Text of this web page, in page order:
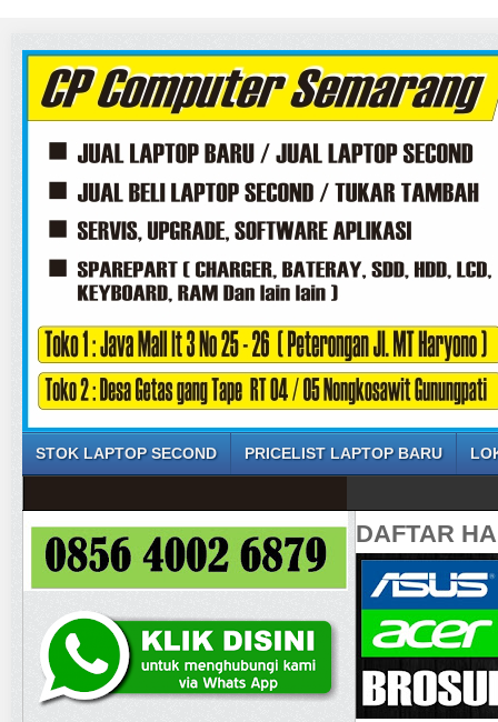
STOK LAPTOP SECOND PRICELIST LAPTOP BARU
DAFTAR